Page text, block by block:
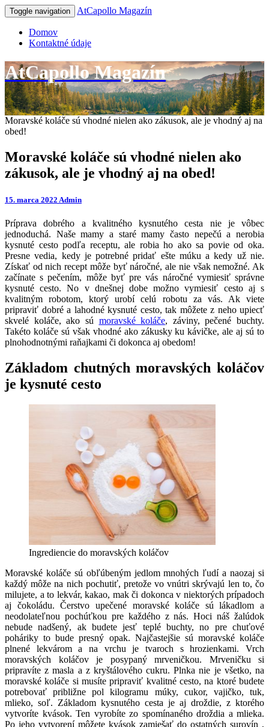
Toggle navigation AtCapollo Magazín
Domov
Kontaktné údaje
AtCapollo Magazín
Moravské koláče sú vhodné nielen ako zákusok, ale je vhodný aj na
obed!
Moravské koláče sú vhodné nielen ako
zákusok, ale je vhodný aj na obed!
15. marca 2022 Admin
Príprava dobrého a kvalitného kysnutého cesta nie je vôbec
jednoduchá. Naše mamy a staré mamy často nepečú a nerobia
kysnuté cesto podľa receptu, ale robia ho ako sa povie od oka.
Presne vedia, kedy je potrebné pridať ešte múku a kedy už nie.
Získať od nich recept môže byť náročné, ale nie však nemožné. Ak
začínate s pečením, môže byť pre vás náročné vymiesiť správne
kysnuté cesto. No v dnešnej dobe možno vymiesiť cesto aj s
kvalitným robotom, ktorý urobí celú robotu za vás. Ak viete
pripraviť dobré a lahodné kysnuté cesto, tak môžete z neho upiecť
skvelé koláče, ako sú moravské koláče, záviny, pečené buchty.
Takéto koláče sú však vhodné ako zákusky ku kávičke, ale aj sú to
plnohodnotnými raňajkami či dokonca aj obedom!
Základom chutných moravských koláčov
je kysnuté cesto
Ingrediencie do moravských koláčov
Moravské koláče sú obľúbeným jedlom mnohých ľudí a naozaj si
každý môže na nich pochutiť, pretože vo vnútri skrývajú len to, čo
milujete, a to lekvár, kakao, mak či dokonca v niektorých prípadoch
aj čokoládu. Čerstvo upečené moravské koláče sú lákadlom a
neodolateľnou pochúťkou pre každého z nás. Hoci náš žalúdok
nebude nadšený, ak budete jesť teplé buchty, no pre chuťové
poháriky to bude presný opak. Najčastejšie sú moravské koláče
plnené lekvárom a na vrchu je tvaroch s hrozienkami. Vrch
moravských koláčov je posypaný mrveničkou. Mrveničku si
pripravíte z masla a z kryštálového cukru. Plnka nie je všetko, na
moravské koláče si musíte pripraviť kvalitné cesto, na ktoré budete
potrebovať približne pol kilogramu múky, cukor, vajičko, tuk,
mlieko, soľ. Základom kysnutého cesta je aj droždie, z ktorého
vytvoríte kvások. Ten vyrobíte zo spomínaného droždia a mlieka.
Po jeho vytvorení môžete kvások zamiešať do ostatných surovín ,